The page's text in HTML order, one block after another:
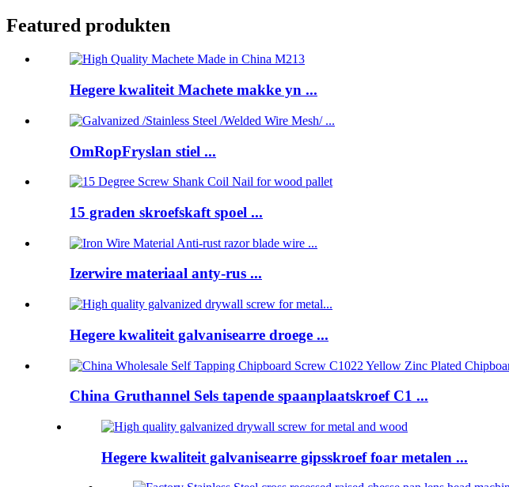
Featured produkten
Hegere kwaliteit Machete makke yn ...
OmRopFryslan stiel ...
15 graden skroefskaft spoel ...
Izerwire materiaal anty-rus ...
Hegere kwaliteit galvanisearre droege ...
China Gruthannel Sels tapende spaanplaatskroef C1 ...
Hegere kwaliteit galvanisearre gipsskroef foar metalen ...